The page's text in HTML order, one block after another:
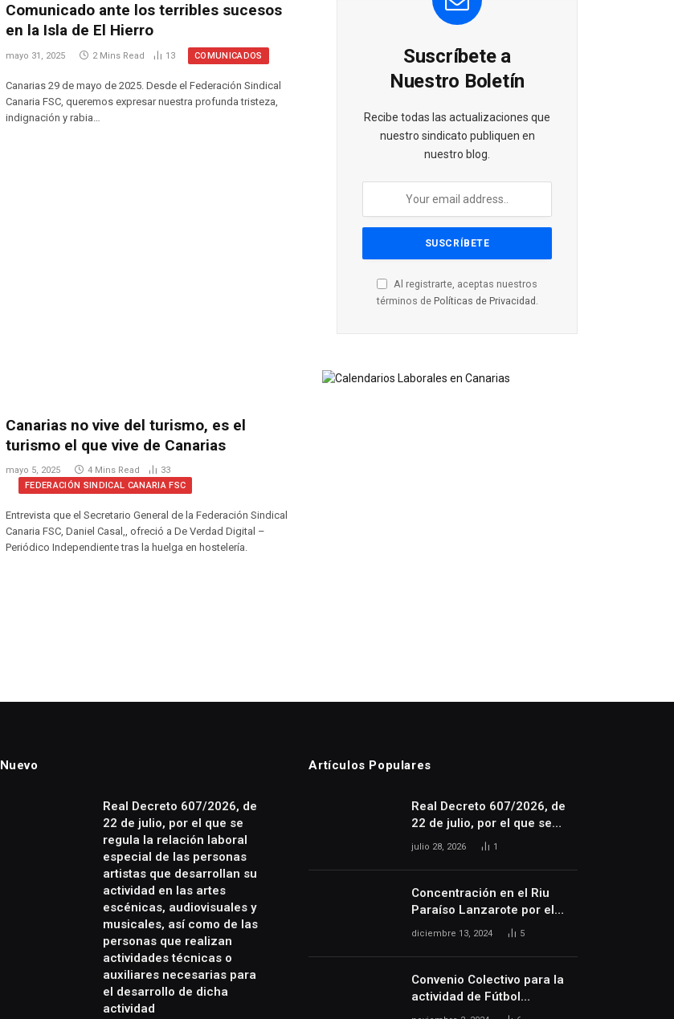
Comunicado ante los terribles sucesos
en la Isla de El Hierro
mayo 31, 2025 2 Mins Read 13 COMUNICADOS
Canarias 29 de mayo de 2025. Desde el Federación Sindical
Canaria FSC, queremos expresar nuestra profunda tristeza,
indignación y rabia…
Canarias no vive del turismo, es el
turismo el que vive de Canarias
mayo 5, 2025 4 Mins Read
33
FEDERACIÓN SINDICAL CANARIA FSC
Entrevista que el Secretario General de la Federación Sindical
Canaria FSC, Daniel Casal,, ofreció a De Verdad Digital –
Periódico Independiente tras la huelga en hostelería.
Suscríbete a
Nuestro Boletín
Recibe todas las actualizaciones que
nuestro sindicato publiquen en
nuestro blog.
Al registrarte, aceptas nuestros
términos de Políticas de Privacidad .
Nuevo
Real Decreto 607/2026, de
22 de julio, por el que se
regula la relación laboral
especial de las personas
artistas que desarrollan su
actividad en las artes
escénicas, audiovisuales y
musicales, así como de las
personas que realizan
actividades técnicas o
auxiliares necesarias para
el desarrollo de dicha
actividad
Artículos Populares
Real Decreto 607/2026, de
22 de julio, por el que se
regula la relación laboral
artistas que desarrollan su
actividad en las artes
escénicas, audiovisuales y
personas que realizan
actividades técnicas o
auxiliares necesarias para
el desarrollo de dicha
julio 28, 2026 1
Concentración en el Riu
Paraíso Lanzarote por el
despido injusto de la
diciembre 13, 2024 5
Convenio Colectivo para la
actividad de Fútbol
Profesional